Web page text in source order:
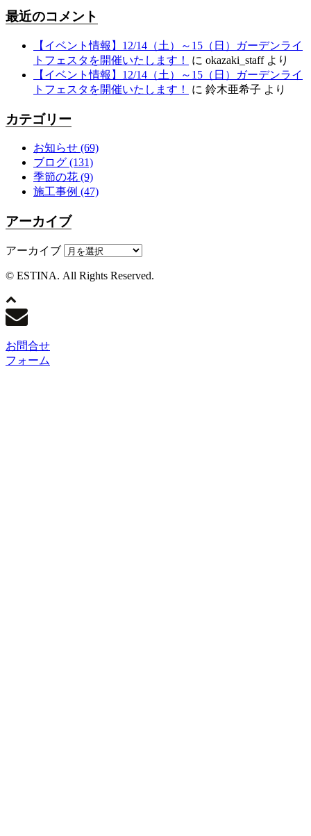
最近のコメント
【イベント情報】12/14（土）～15（日）ガーデンライ
トフェスタを開催いたします！
に okazaki_staffより
【イベント情報】12/14（土）～15（日）ガーデンライ
トフェスタを開催いたします！
に 鈴木亜希子 より
カテゴリー
お知らせ (69)
ブログ (131)
季節の花 (9)
施工事例 (47)
アーカイブ
アーカイブ
© ESTINA. All Rights Reserved.
お問合せ
フォーム